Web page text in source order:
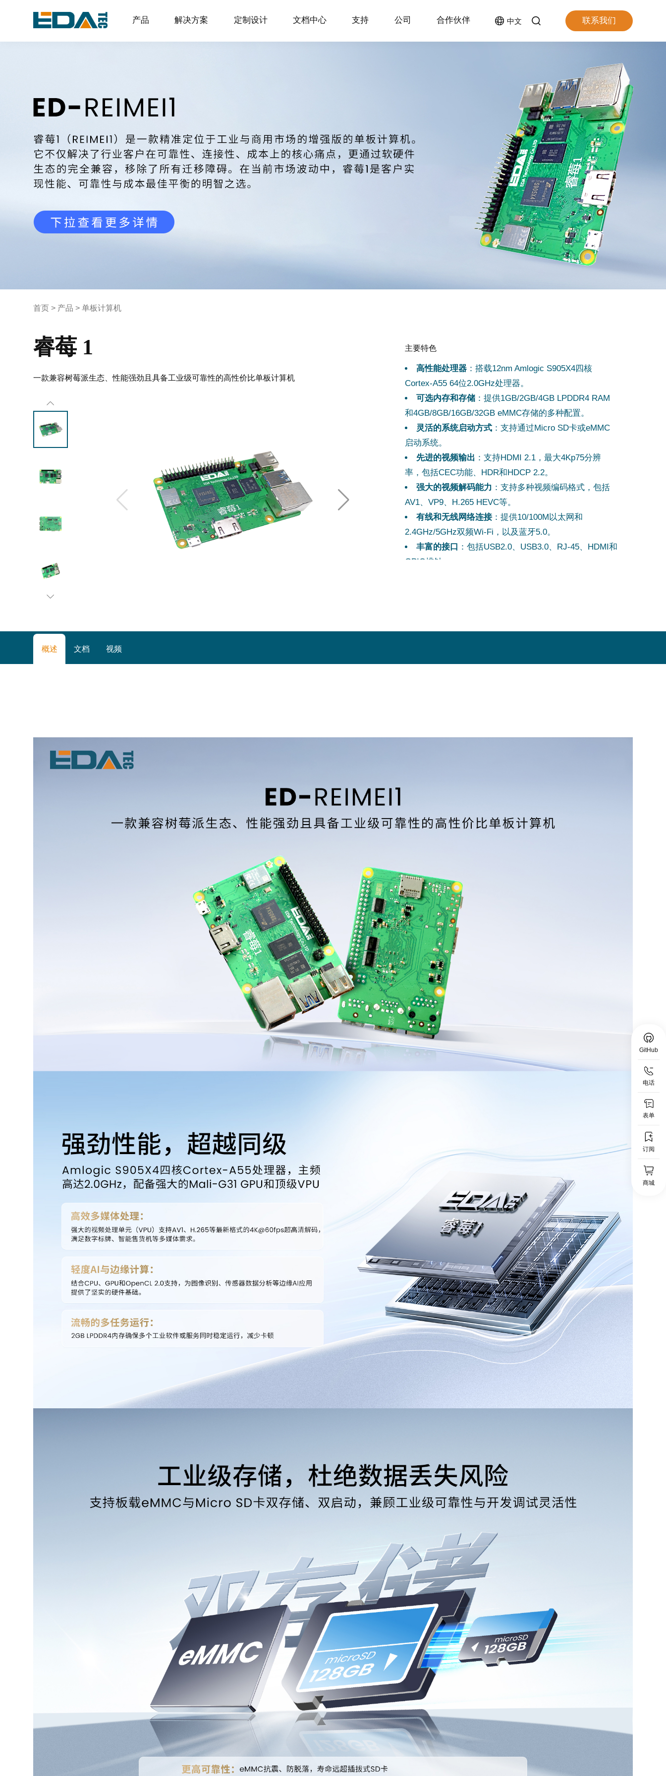
产品 解决方案 定制设计 文档中心 支持 公司 合作伙伴 中文 联系我们
首页 > 产品 >单板计算机
睿莓 1
一款兼容树莓派生态、性能强劲且具备工业级可靠性的高性价比单板计算机
主要特色
高性能处理器 ：搭载12nm Amlogic S905X4四核
Cortex-A55 64位2.0GHz处理器。
可选内存和存储 ：提供1GB/2GB/4GB LPDDR4 RAM
和4GB/8GB/16GB/32GB eMMC存储的多种配置。
灵活的系统启动方式 ：支持通过Micro SD卡或eMMC
启动系统。
先进的视频输出 ：支持HDMI 2.1，最大4Kp75分辨
率，包括CEC功能、HDR和HDCP 2.2。
强大的视频解码能力 ：支持多种视频编码格式，包括
AV1、VP9、H.265 HEVC等。
有线和无线网络连接：提供10/100M以太网和
2.4GHz/5GHz双频Wi-Fi，以及蓝牙5.0。
丰富的接口 ：包括USB2.0、USB3.0、RJ-45、HDMI和
GPIO排针。
全。
概述 文档 视频
GitHub
电话
表单
订阅
商城